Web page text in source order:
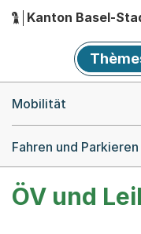
Hauptnavigation
Kanton Basel-
Mobilität
Fahren und Parkieren
ÖV und